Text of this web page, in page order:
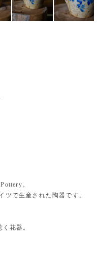
。
ツで生産された陶器です。
花器。